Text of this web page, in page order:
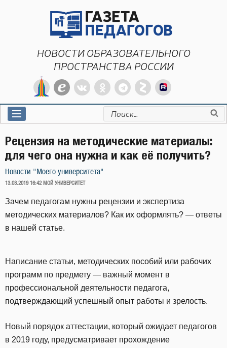
НОВОСТИ ОБРАЗОВАТЕЛЬНОГО
ПРОСТРАНСТВА РОССИИ
Искать:
Рецензия на методические материалы:
для чего она нужна и как её получить?
Новости "Моего университета"
ОПУБЛИКОВАНО
13.03.2019 16:42 МОЙ УНИВЕРСИТЕТ
Зачем педагогам нужны рецензии и экспертиза
методических материалов? Как их оформлять? — ответы
в нашей статье.
Написание статьи, методических пособий или рабочих
программ по предмету — важный момент в
профессиональной деятельности педагога,
подтверждающий успешный опыт работы и зрелость.
Новый порядок аттестации, который ожидает педагогов
в 2019 году, предусматривает прохождение